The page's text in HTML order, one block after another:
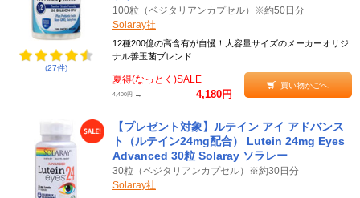
(27件)
100粒（ベジタリアンカプセル）※約50日分
Solaray社
12種200億の高含有が自慢！大容量サイズのメーカーオリジ
ナル善玉菌ブレンド
夏得(なっとく)SALE
4,400円 → 4,180円
買い物かごへ
【プレゼント対象】ルテイン アイ アドバンス
ト（ルテイン24mg配合） Lutein 24mg Eyes
Advanced 30粒 Solaray ソラレー
30粒（ベジタリアンカプセル）※約30日分
Solaray社